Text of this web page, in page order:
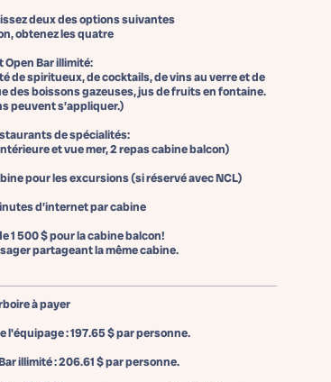
deux des options suivantes
obtenez les quatre
Open Bar illimité:
de spiritueux, de cocktails, de vins au verre et de
des boissons gazeuses, jus de fruits en fontaine.
peuvent s’appliquer.)
de spécialités:
et vue mer, 2 repas cabine balcon)
pour les excursions(si réservé avec NCL)
d’internet par cabine
1 500 $ pour la cabine balcon!
partageant la même cabine.
à payer
l'équipage :197.65 $par personne.
illimité :206.61 $par personne.